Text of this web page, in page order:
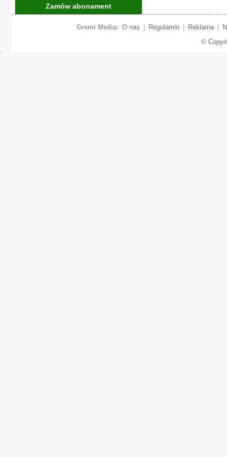
Zamów abonament
Gremi Media: O nas Regulamin Reklama
©